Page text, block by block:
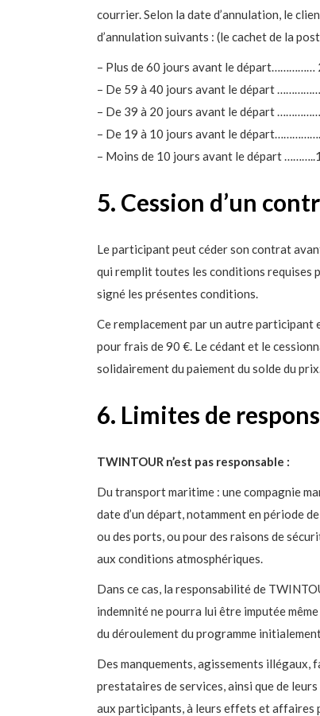
courrier. Selon la date d’annulation, le
d’annulation suivants : (le cachet de la
– Plus de 60 jours avant le départ……………
– De 59 à 40 jours avant le départ
– De 39 à 20 jours avant le départ
– De 19 à 10 jours avant le
– Moins de 10 jours avant le départ
5. Cession d’un
Le participant peut céder son contrat
qui remplit toutes les conditions requises
signé les présentes conditions.
Ce remplacement par un autre
pour frais de 90 €. Le cédant et le
solidairement du paiement du solde du
6. Limites de
TWINTOUR n’est pas responsable :
Du transport maritime : une compagnie
date d’un départ, notamment en période
ou des ports, ou pour des raisons de
aux conditions atmosphériques.
Dans ce cas, la responsabilité de
indemnité ne pourra lui être imputée
du déroulement du programme
Des manquements, agissements
prestataires de services, ainsi que de
aux participants, à leurs effets et affaires